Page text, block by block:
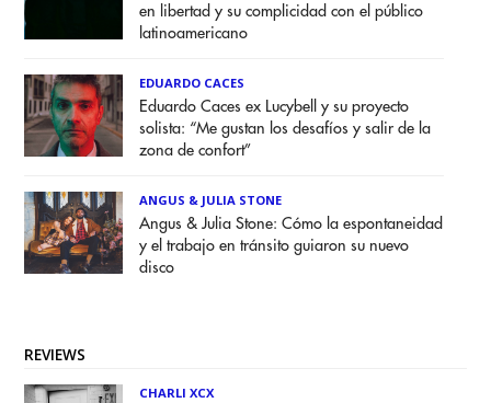
en libertad y su complicidad con el público
latinoamericano
EDUARDO CACES
Eduardo Caces ex Lucybell y su proyecto
solista: “Me gustan los desafíos y salir de la
zona de confort”
ANGUS & JULIA STONE
Angus & Julia Stone: Cómo la espontaneidad
y el trabajo en tránsito guiaron su nuevo
disco
REVIEWS
CHARLI XCX